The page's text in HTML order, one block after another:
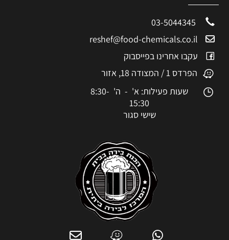
reshef@food-chemicals.co.il
עקבו אחרינו בפייסבוק
הפרדס 1 / המצודה 18, אזור
שעות פעילות: א' - ה' 8:30-
15:30
שישי סגור